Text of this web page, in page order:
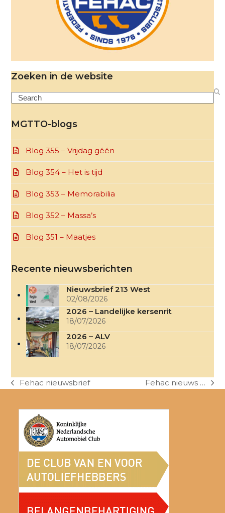
Zoeken in de website
Search
MGTTO-blogs
Blog 355 – Vrijdag géén
Blog 354 – Het is tijd
Blog 353 – Memorabilia
Blog 352 – Massa’s
Blog 351 – Maatjes
Recente nieuwsberichten
Nieuwsbrief 213 West
02/08/2026
2026 – Landelijke kersenrit
18/07/2026
2026 – ALV
18/07/2026
previous
Fehac nieuwsbrief
next
Fehac nieuws …